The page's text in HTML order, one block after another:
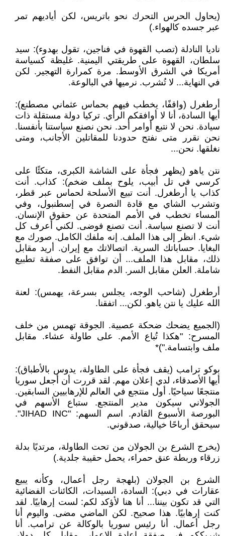
(يحاول الحرس التحرك نحو باتريس، لكن أياديهم تمر
عبر جسده كالهواء.)
ناديا النادلة (تصب القهوة في فناجين، تقول بهدوء): سيد
سلطان، القهوة على طريقتي اليمنية. غليظة كسياسة
أمريكا في الشرق الأوسط. مرة كمرارة التهجير. لكن
في النهاية... لا تُشرب. نرميها في البالوعة.
أرطغرل (واقفًا، يخطب فيهم بحماس عثماني مصطنع):
أيها السادة، أنا لا أوافقكم الرأي. تركيا دولة مستقلة ذات
سيادة. نحن لا نتبع أوامر أحد. نحن نصنع سياستنا بأنفسنا.
نحن نقرر متى نفتح حدودنا للمقاتلين الأجانب، ومتى
نغلقها. نحن...
نتن ياهو (يظهر فجأة على الشاشة الكبرى، متكئًا على
كرسي في تل أبيب، يلوح بملف ضخم): كذاب. أنت
كذاب يا أرطغرل. أنت تبيع الأسلحة لحماس عبر قطر،
وتشرب الشاي مع قادة النصرة في إسطنبول، وفي
المساء تخطب في الأمم المتحدة عن حقوق الإنسان.
أنت لا تصنع سياسة. أنت تصنع فوضى. لكني أعرف كل
شيء. انظر إلى هذا الملف. إنه ملفك الكامل. صورك مع
البغايا. حساباتك السرية. اتصالاتك مع إيران. أريد مقابل
ذلك، مقابل هذا الملف... أن توافق على صفقة تطبيع
شاملة. العلن مقابل السر. الدم مقابل النفط.
أرطغرل (شاحب الوجه، يجلس بسرعة، يهمس): لعنة
الله عليك يا نتن ياهو. لكن... اتفقنا.
(الجميع يضحك ضحكة عصبية. الجوقة تهمس من خلف
المسرح: "هكذا تُباع الأمم. على طاولة عشاء. مقابل
ملف وابتسامة.")*
بوكو ترامب (يقف فجأة على الطاولة، يدوس بالأطباق):
أيها الأصدقاء، لدي إعلان مهم. لقد قررت أن أجعل سوريا
منتجعًا سياحيًا. أول منتجع في العالم للإرهابيين السابقين.
الجولاني سيكون مدير المنتجع. ستباع الأسهم في
البورصة الأسبوع القادم. اسم السهم: "JIHAD INC".
سيحقق أرباحًا خيالية، صدقوني.
(يخرج الشرع بن الجولان من تحت الطاولة، مرتديًا بدلة
زرقاء وربطة عنق حمراء، يحمل حقيبة جلدية.)
الشرع بن الجولان (بلهجة رجل أعمال، وكأنه يبيع
عقارات في دبي): السادة، السيدات، الكائنات الفضائية
التي قد تكون بيننا... أنا هنا لأؤكد لكم: لست إرهابيًا. لقد
كنت إرهابيًا. هذا صحيح. لكن الماضي مضى. واليوم أنا
رجل أعمال. أنا رئيس سوريا بالوكالة عن ترامب. أنا